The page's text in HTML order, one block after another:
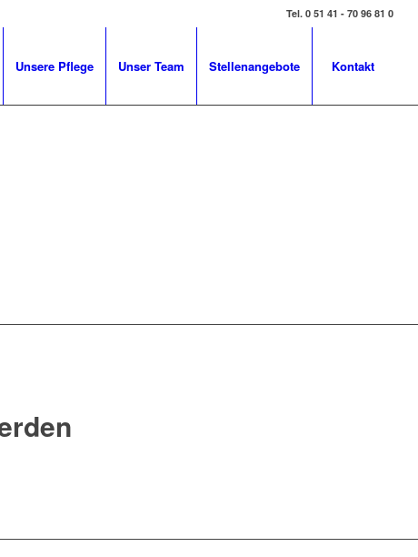
Tel. 0 51 41 - 70 96 81 0
Unsere Pflege Unser Team Stellenangebote Kontakt